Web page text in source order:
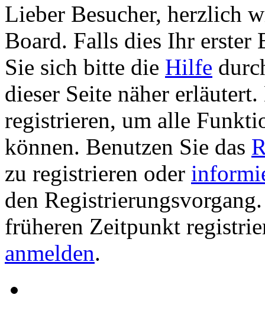
Lieber Besucher, herzlich
Board. Falls dies Ihr erster
Sie sich bitte die Hilfe
dieser Seite näher
registrieren, um alle
können. Benutzen Sie das
zu registrieren oder
den
früheren Zeitpunkt
anmelden.